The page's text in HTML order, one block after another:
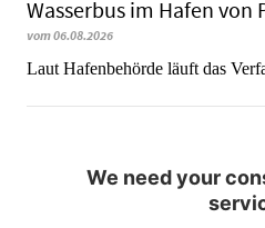
Wasserbus im Hafen von
vom 06.08.2026
Laut Hafenbehörde läuft das
We need your